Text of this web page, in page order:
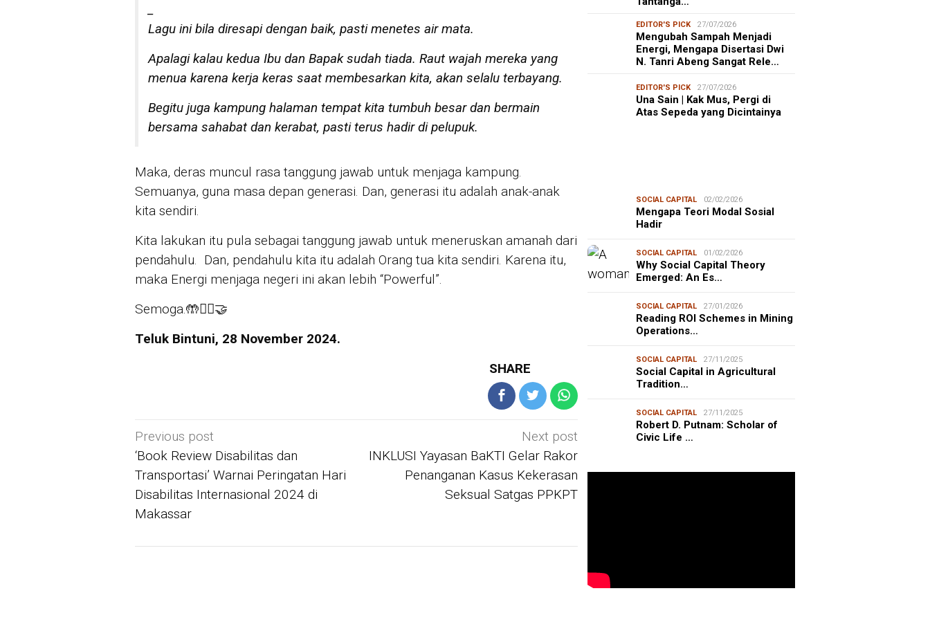
Lagu ini bila diresapi dengan baik, pasti menetes air mata.
Apalagi kalau kedua Ibu dan Bapak sudah tiada. Raut wajah mereka yang
menua karena kerja keras saat membesarkan kita, akan selalu terbayang.
Begitu juga kampung halaman tempat kita tumbuh besar dan bermain
bersama sahabat dan kerabat, pasti terus hadir di pelupuk.
Maka, deras muncul rasa tanggung jawab untuk menjaga kampung.
Semuanya, guna masa depan generasi. Dan, generasi itu adalah anak-anak
kita sendiri.
Kita lakukan itu pula sebagai tanggung jawab untuk meneruskan amanah dari
pendahulu. Dan, pendahulu kita itu adalah Orang tua kita sendiri. Karena itu,
maka Energi menjaga negeri ini akan lebih “Powerful”.
Semoga.🤲✍🏿🤝
Teluk Bintuni, 28 November 2024.
SHARE
Post
navigation
Previous post
‘Book Review Disabilitas dan
Transportasi’ Warnai Peringatan Hari
Disabilitas Internasional 2024 di
Makassar
Next post
INKLUSI Yayasan BaKTI Gelar Rakor
Penanganan Kasus Kekerasan
Seksual Satgas PPKPT
EDITOR'S PICK 27/07/2026
Mengubah Sampah Menjadi
Energi, Mengapa Disertasi Dwi
N. Tanri Abeng Sangat Rele…
EDITOR'S PICK 27/07/2026
Una Sain | Kak Mus, Pergi di
Atas Sepeda yang Dicintainya
SOCIAL CAPITAL 02/02/2026
Mengapa Teori Modal Sosial
Hadir
SOCIAL CAPITAL 01/02/2026
Why Social Capital Theory
Emerged: An Es…
SOCIAL CAPITAL 27/01/2026
Reading ROI Schemes in Mining
Operations…
SOCIAL CAPITAL 27/11/2025
Social Capital in Agricultural
Tradition…
SOCIAL CAPITAL 27/11/2025
Robert D. Putnam: Scholar of
Civic Life …